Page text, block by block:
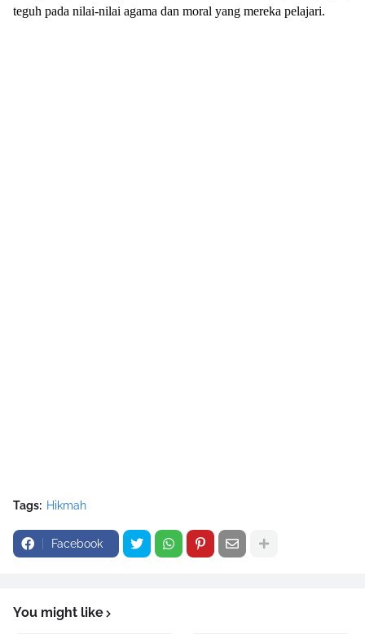
teguh pada nilai-nilai agama dan moral yang mereka pelajari.
Tags: Hikmah
Facebook
You might like